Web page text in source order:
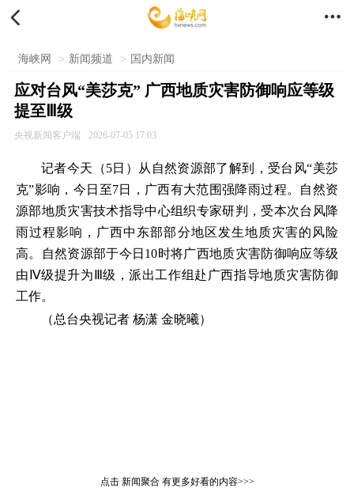
 
海峡网 > 新闻频道 > 国内新闻
应对台风“美莎克” 广西地质灾害防御响应等级
提至Ⅲ级
央视新闻客户端 2026-07-05 17:03
记者今天（5日）从自然资源部了解到，受台风“美莎
克”影响，今日至7日，广西有大范围强降雨过程。自然资
源部地质灾害技术指导中心组织专家研判，受本次台风降
雨过程影响，广西中东部部分地区发生地质灾害的风险
高。自然资源部于今日10时将广西地质灾害防御响应等级
由Ⅳ级提升为Ⅲ级，派出工作组赴广西指导地质灾害防御
工作。
（总台央视记者 杨潇 金晓曦）
点击 新闻聚合有更多好看的内容>>>